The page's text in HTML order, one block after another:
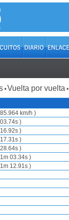
•Vuelta por vuelta •
km/h )
)
)
)
)
03.34s )
12.91s )